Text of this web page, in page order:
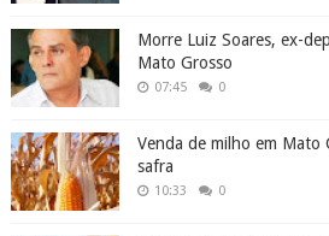
Morre Luiz Soares, ex-
Mato Grosso
07:45 0
Venda de milho em Mato
safra
10:33 0